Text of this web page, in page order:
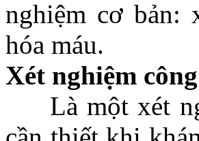
nghiệm cơ bản:
hóa máu.
Xét nghiệm
Là một xét